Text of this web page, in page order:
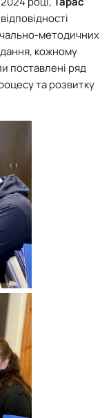
методичних
кожному
поставлені ряд
та розвитку